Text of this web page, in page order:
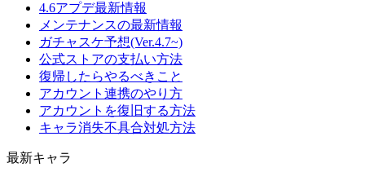
4.6アプデ最新情報
メンテナンスの最新情報
ガチャスケ予想(Ver.4.7~)
公式ストアの支払い方法
復帰したらやるべきこと
アカウント連携のやり方
アカウントを復旧する方法
キャラ消失不具合対処方法
最新キャラ